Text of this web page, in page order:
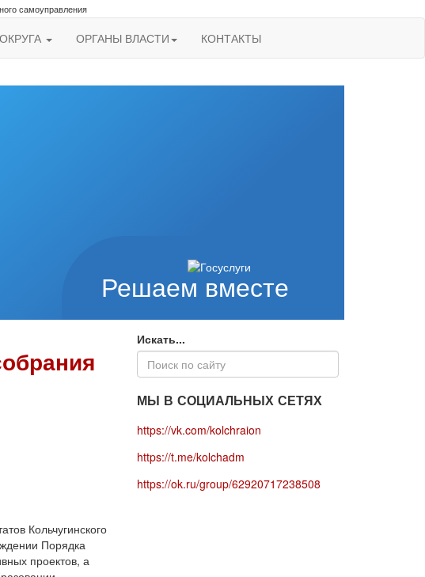
самоуправления
ОРГАНЫ ВЛАСТИ КОНТАКТЫ
Решаем вместе
Кольчугинского
Порядка
проектов, а
Искать...
МЫ В СОЦИАЛЬНЫХ СЕТЯХ
https://vk.com/kolchraion
https://t.me/kolchadm
https://ok.ru/group/62920717238508